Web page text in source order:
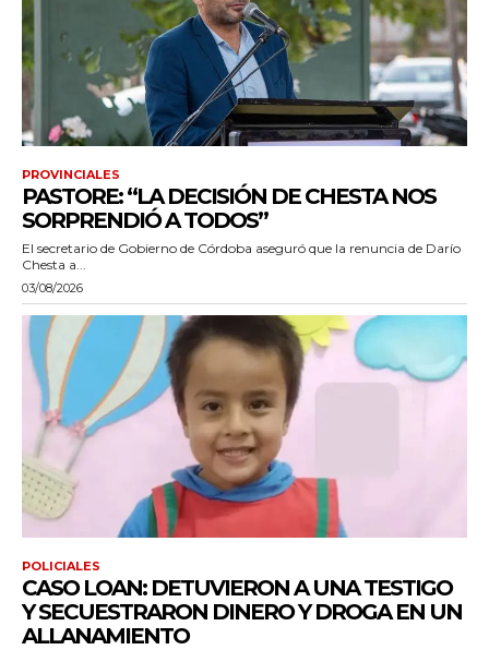
PROVINCIALES
PASTORE: “LA DECISIÓN DE CHESTA NOS
SORPRENDIÓ A TODOS”
El secretario de Gobierno de Córdoba aseguró que la renuncia de Darío
Chesta a...
03/08/2026
POLICIALES
CASO LOAN: DETUVIERON A UNA TESTIGO
Y SECUESTRARON DINERO Y DROGA EN UN
ALLANAMIENTO